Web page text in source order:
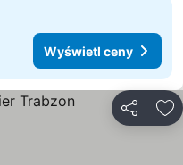
Wyświetl ceny